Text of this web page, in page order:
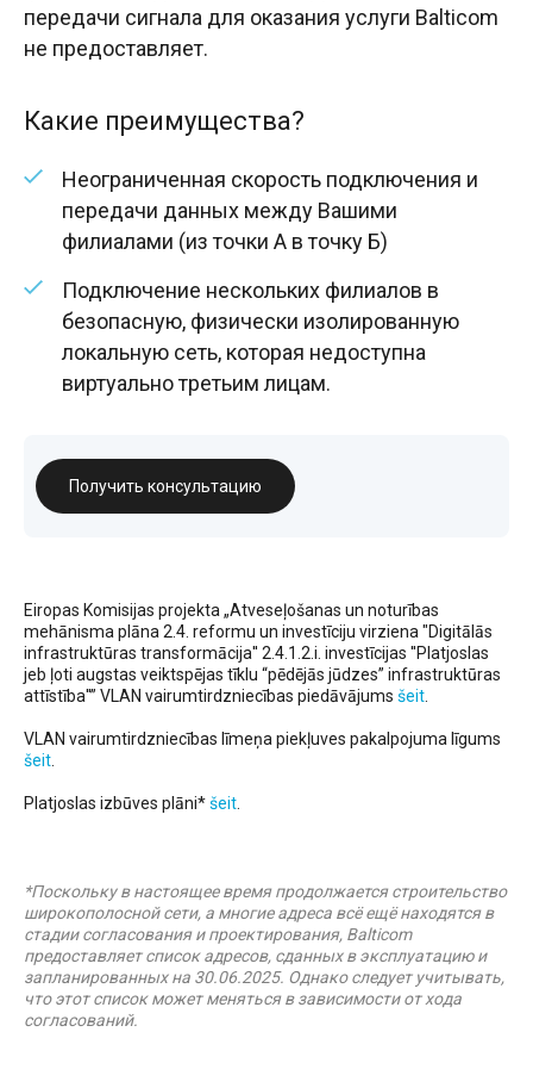
передачи сигнала для оказания услуги Balticom
не предоставляет.
Какие преимущества?
Неограниченная скорость подключения и
передачи данных между Вашими
филиалами (из точки А в точку Б)
Подключение нескольких филиалов в
безопасную, физически изолированную
локальную сеть, которая недоступна
виртуально третьим лицам.
Получить консультацию
Eiropas Komisijas projekta „Atveseļošanas un noturības
mehānisma plāna 2.4. reformu un investīciju virziena "Digitālās
infrastruktūras transformācija'' 2.4.1.2.i. investīcijas ''Platjoslas
jeb ļoti augstas veiktspējas tīklu “pēdējās jūdzes” infrastruktūras
attīstība''” VLAN vairumtirdzniecības piedāvājums šeit
VLAN vairumtirdzniecības līmeņa piekļuves pakalpojuma līgums
šeit
Platjoslas izbūves plāni*šeit
*Поскольку в настоящее время продолжается строительство
широкополосной сети, а многие адреса всё ещё находятся в
стадии согласования и проектирования, Balticom
предоставляет список адресов, сданных в эксплуатацию и
запланированных на 30.06.2025. Однако следует учитывать,
что этот список может меняться в зависимости от хода
согласований.